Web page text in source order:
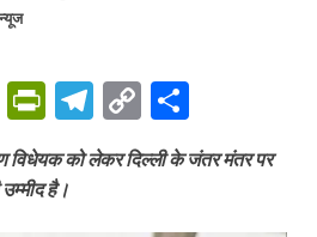
E
m
P
nt
T
el
e
C
o
p
h
ar
विधेयक को लेकर दिल्ली के जंतर मंतर पर
है।